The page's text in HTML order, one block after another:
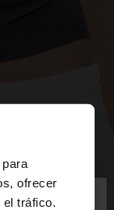
ofrecer
tráfico.